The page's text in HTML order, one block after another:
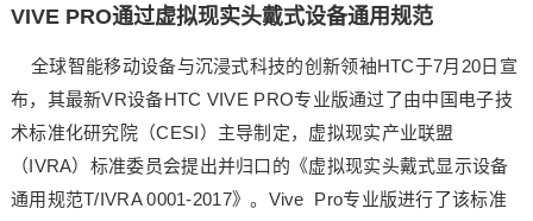
VIVE PRO通过虚拟现实头戴式设备通用规范
全球智能移动设备与沉浸式科技的创新领袖HTC于7月20日宣
布，其最新VR设备HTC VIVE PRO专业版通过了由中国电子技
术标准化研究院（CESI）主导制定，虚拟现实产业联盟
（IVRA）标准委员会提出并归口的《虚拟现实头戴式显示设备
通用规范T/IVRA 0001-2017》。Vive Pro专业版进行了该标准